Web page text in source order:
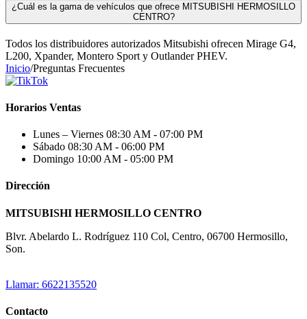
¿Cuál es la gama de vehículos que ofrece MITSUBISHI HERMOSILLO
CENTRO?
Todos los distribuidores autorizados Mitsubishi ofrecen Mirage G4,
L200, Xpander, Montero Sport y Outlander PHEV.
Inicio/Preguntas Frecuentes
Horarios Ventas
Lunes – Viernes 08:30 AM - 07:00 PM
Sábado 08:30 AM - 06:00 PM
Domingo 10:00 AM - 05:00 PM
Dirección
MITSUBISHI HERMOSILLO CENTRO
Blvr. Abelardo L. Rodríguez 110 Col, Centro, 06700 Hermosillo,
Son.
Llamar: 6622135520
Contacto